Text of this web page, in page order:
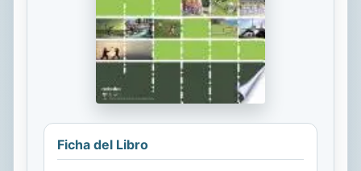
Ficha del Libro